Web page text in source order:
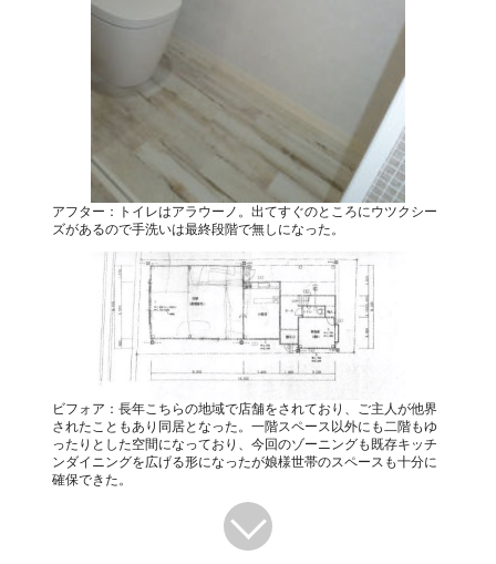
アフター：トイレはアラウーノ。出てすぐのところにウツクシー
ズがあるので手洗いは最終段階で無しになった。
ビフォア：長年こちらの地域で店舗をされており、ご主人が他界
されたこともあり同居となった。一階スペース以外にも二階もゆ
ったりとした空間になっており、今回のゾーニングも既存キッチ
ンダイニングを広げる形になったが娘様世帯のスペースも十分に
確保できた。